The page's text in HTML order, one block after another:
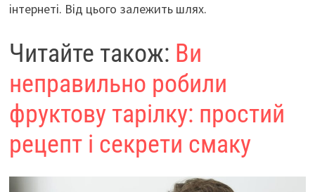
інтернеті. Від цього залежить шлях.
Читайте також: Ви
неправильно робили
фруктову тарілку: простий
рецепт і секрети смаку